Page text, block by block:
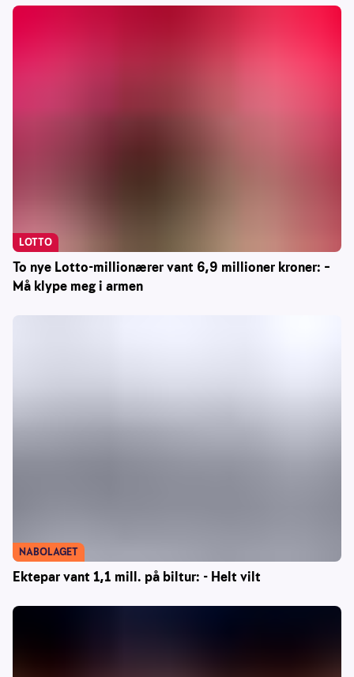
To nye Lotto-millionærer vant 6,9 millioner kroner: –
Må klype meg i armen
LOTTO
Ektepar vant 1,1 mill. på biltur: - Helt vilt
NABOLAGET